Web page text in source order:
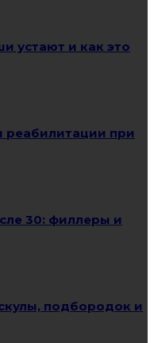
устают и как это
реабилитации при
30: филлеры и
подбородок и